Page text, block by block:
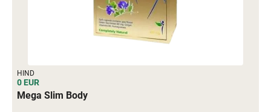
HIND
0 EUR
Mega Slim Body